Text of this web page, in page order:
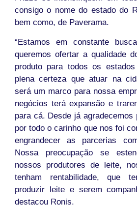
consigo o nome do estado do
bem como, de Paverama.
“Estamos em constante
queremos ofertar a qualidade
produto para todos os
plena certeza que atuar na
será um marco para nossa
negócios terá expansão e
para cá. Desde já agradecemos
por todo o carinho que nos foi
engrandecer as parcerias
Nossa preocupação se
nossos produtores de leite,
tenham rentabilidade, que
produzir leite e serem
destacou Ronis.